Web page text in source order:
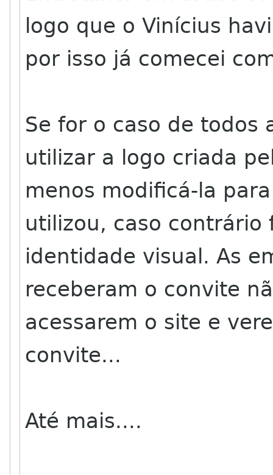
logo que o Vinícius
por isso já comecei
Se for o caso de todos
utilizar a logo criada
menos modificá-la
utilizou, caso
identidade visual. As
receberam o convite
acessarem o site e
convite...
Até mais....